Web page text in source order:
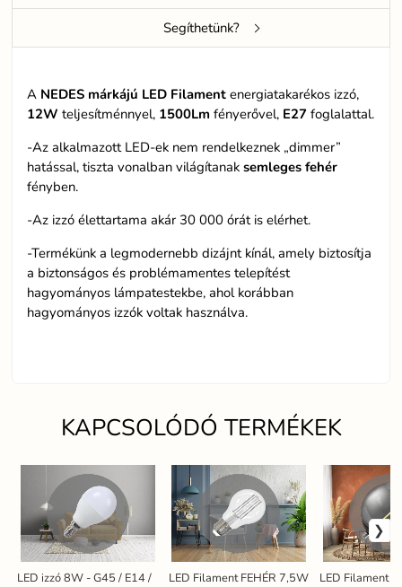
Segíthetünk?
A NEDES márkájú LED Filament energiatakarékos izzó,
12W teljesítménnyel, 1500Lm fényerővel, E27 foglalattal.
-Az alkalmazott LED-ek nem rendelkeznek „dimmer”
hatással, tiszta vonalban világítanaksemleges fehér
fényben.
-Az izzó élettartama akár 30 000 órát is elérhet.
-Termékünk a legmodernebb dizájnt kínál, amely biztosítja
a biztonságos és problémamentes telepítést
hagyományos lámpatestekbe, ahol korábban
hagyományos izzók voltak használva.
KAPCSOLÓDÓ TERMÉKEK
LED izzó 8W - G45 / E14 /
LED Filament FEHÉR 7,5W
LED Filament